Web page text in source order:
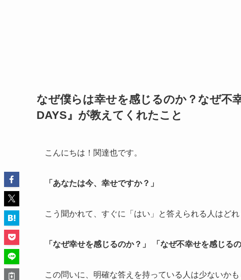
なぜ僕らは幸せを感じるのか？なぜ不
DAYS』が教えてくれたこと
こんにちは！関達也です。
「あなたは今、幸せですか？」
こう聞かれて、すぐに「はい」と答えられる人はど
「なぜ幸せを感じるのか？」 「なぜ不幸せを感じるの
この問いに、明確な答えを持っている人は少ないかも